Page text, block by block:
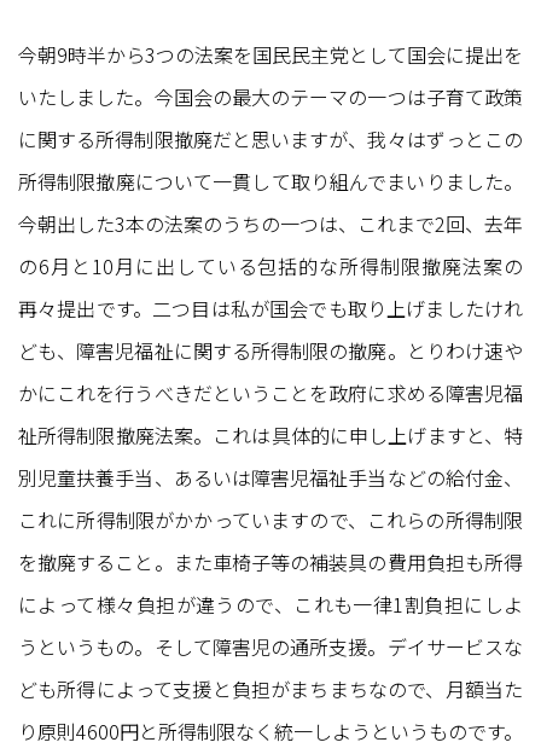
今朝9時半から3つの法案を国民民主党として国会に提出を
いたしました。今国会の最大のテーマの一つは子育て政策
に関する所得制限撤廃だと思いますが、我々はずっとこの
所得制限撤廃について一貫して取り組んでまいりました。
今朝出した3本の法案のうちの一つは、これまで2回、去年
の6月と10月に出している包括的な所得制限撤廃法案の
再々提出です。二つ目は私が国会でも取り上げましたけれ
ども、障害児福祉に関する所得制限の撤廃。とりわけ速や
かにこれを行うべきだということを政府に求める障害児福
祉所得制限撤廃法案。これは具体的に申し上げますと、特
別児童扶養手当、あるいは障害児福祉手当などの給付金、
これに所得制限がかかっていますので、これらの所得制限
を撤廃すること。また車椅子等の補装具の費用負担も所得
によって様々負担が違うので、これも一律1割負担にしよ
うというもの。そして障害児の通所支援。デイサービスな
ども所得によって支援と負担がまちまちなので、月額当た
り原則4600円と所得制限なく統一しようというものです。